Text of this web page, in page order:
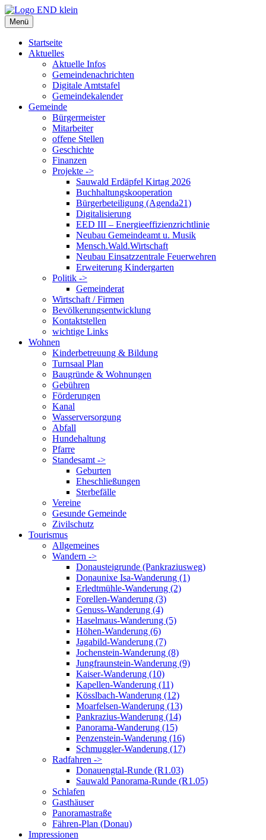
Zum
Inhalt
springen
Menü
Startseite
Aktuelles
Aktuelle Infos
Gemeindenachrichten
Digitale Amtstafel
Gemeindekalender
Gemeinde
Bürgermeister
Mitarbeiter
offene Stellen
Geschichte
Finanzen
Projekte ->
Sauwald Erdäpfel Kirtag 2026
Buchhaltungskooperation
Bürgerbeteiligung (Agenda21)
Digitalisierung
EED III – Energieeffizienzrichtlinie
Neubau Gemeindeamt u. Musik
Mensch.Wald.Wirtschaft
Neubau Einsatzzentrale Feuerwehren
Erweiterung Kindergarten
Politik ->
Gemeinderat
Wirtschaft / Firmen
Bevölkerungsentwicklung
Kontaktstellen
wichtige Links
Wohnen
Kinderbetreuung & Bildung
Turnsaal Plan
Baugründe & Wohnungen
Gebühren
Förderungen
Kanal
Wasserversorgung
Abfall
Hundehaltung
Pfarre
Standesamt ->
Geburten
Eheschließungen
Sterbefälle
Vereine
Gesunde Gemeinde
Zivilschutz
Tourismus
Allgemeines
Wandern ->
Donausteigrunde (Pankraziusweg)
Donaunixe Isa-Wanderung (1)
Erledtmühle-Wanderung (2)
Forellen-Wanderung (3)
Genuss-Wanderung (4)
Haselmaus-Wanderung (5)
Höhen-Wanderung (6)
Jagabild-Wanderung (7)
Jochenstein-Wanderung (8)
Jungfraunstein-Wanderung (9)
Kaiser-Wanderung (10)
Kapellen-Wanderung (11)
Kösslbach-Wanderung (12)
Moarfelsen-Wanderung (13)
Pankrazius-Wanderung (14)
Panorama-Wanderung (15)
Penzenstein-Wanderung (16)
Schmuggler-Wanderung (17)
Radfahren ->
Donauengtal-Runde (R1.03)
Sauwald Panorama-Runde (R1.05)
Schlafen
Gasthäuser
Panoramastraße
Fähren-Plan (Donau)
Impressionen